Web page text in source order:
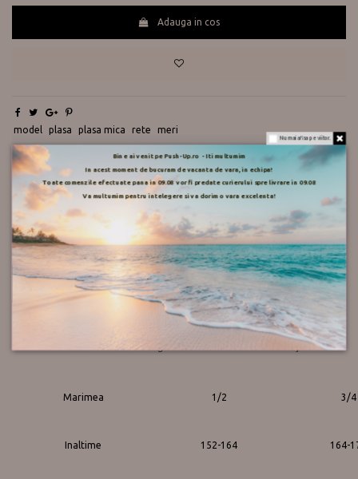
Adauga in cos
model plasa plasa mica rete meri
Descriere
Varf insesizabil, pot fi purtati cu sandale sau pantofi cu varf
decupat.
Bazon nemarcat, pot fi purtati cu tinute foarte scurte.
Compozitie: 80% Poliamida, 20% Elastan.
Pentru marimea adecvata va rugam consultati tabelul de mai jos:
Marimea 1/2 3/4
Inaltime 152-164 164-
Nu mai afisa pe viitor.
Bine ai venit pe Push-Up.ro - Iti multumim
In acest moment de bucuram de vacanta de vara, in echipa!
Toate comenzile efectuate pana in 09.08 vor fi predate curierului spre livrare in 09.08
Va multumim pentru intelegere si va dorim o vara excelenta!